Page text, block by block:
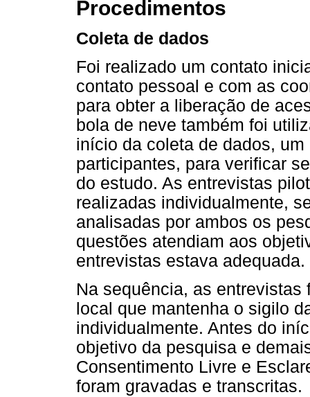
Procedimentos
Coleta de dados
Foi realizado um contato
contato pessoal e com as
para obter a liberação de
bola de neve também foi
início da coleta de dados,
participantes, para verificar
do estudo. As entrevistas
realizadas individualmente,
analisadas por ambos os
questões atendiam aos
entrevistas estava
Na sequência, as
local que mantenha o sigilo
individualmente. Antes do
objetivo da pesquisa e
Consentimento Livre e
foram gravadas e transcritas.